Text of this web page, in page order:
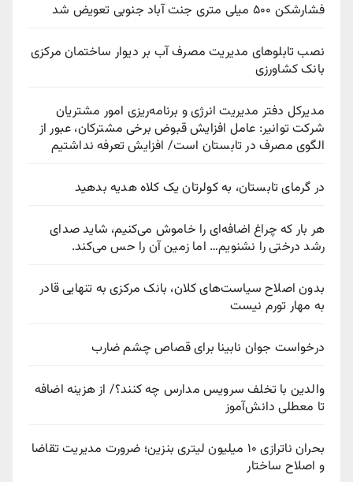
فشارشکن ۵۰۰ میلی متری جنت آباد جنوبی تعویض شد
نصب تابلوهای مدیریت مصرف آب بر دیوار ساختمان مرکزی
بانک کشاورزی
مدیرکل دفتر مدیریت انرژی و برنامه‌ریزی امور مشتریان
شرکت توانیر: عامل افزایش قبوض برخی مشترکان، عبور از
الگوی مصرف در تابستان است/ افزایش تعرفه نداشتیم
در گرمای تابستان، به کولرتان یک کلاه هدیه بدهید
هر بار که چراغ اضافه‌ای را خاموش می‌کنیم، شاید صدای
رشد درختی را نشنویم… اما زمین آن را حس می‌کند.
بدون اصلاح سیاست‌های کلان، بانک مرکزی به تنهایی قادر
به مهار تورم نیست
درخواست جوان نابینا برای قصاص چشم ضارب
والدین با تخلف سرویس مدارس چه کنند؟/ از هزینه اضافه
تا معطلی دانش‌آموز
بحران ناترازی ۱۰ میلیون لیتری بنزین؛ ضرورت مدیریت تقاضا
و اصلاح ساختار